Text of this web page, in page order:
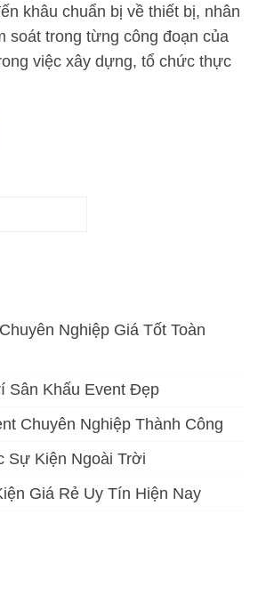
khâu chuẩn bị về thiết bị, nhân
soát trong từng công đoạn của
việc xây dựng, tổ chức thực
Nghiệp Giá Tốt Toàn
Sân Khấu Event Đẹp
Chuyên Nghiệp Thành Công
Sự Kiện Ngoài Trời
Giá Rẻ Uy Tín Hiện Nay